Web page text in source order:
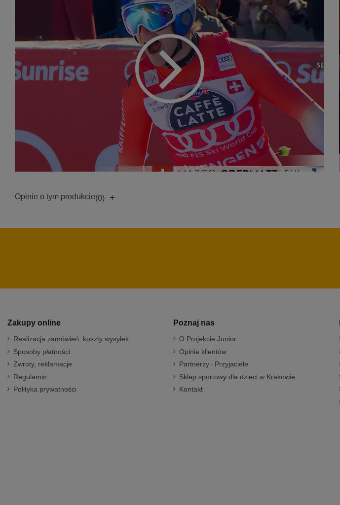
Opinie o tym produkcie(0) +
Zakupy online
Realizacja zamówień, koszty wysyłek
Sposoby płatności
Zwroty, reklamacje
Regulamin
Polityka prywatności
Poznaj nas
O Projekcie Junior
Opinie klientów
Partnerzy i Przyjaciele
Sklep sportowy dla dzieci w Krakowie
Kontakt